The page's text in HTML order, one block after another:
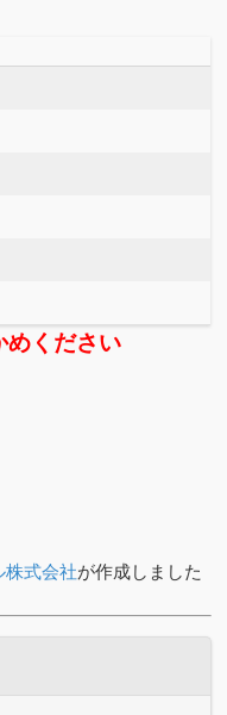
ください
株式会社が作成しました